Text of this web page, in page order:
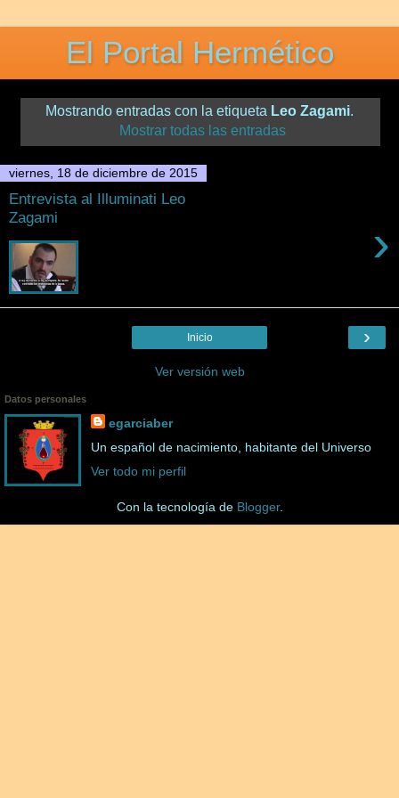
El Portal Hermético
Mostrando entradas con la etiqueta Leo Zagami.
Mostrar todas las entradas
viernes, 18 de diciembre de 2015
Entrevista al Illuminati Leo
Zagami
›
›
Inicio
Ver versión web
Datos personales
egarciaber
Un español de nacimiento, habitante del Universo
Ver todo mi perfil
Con la tecnología de Blogger.